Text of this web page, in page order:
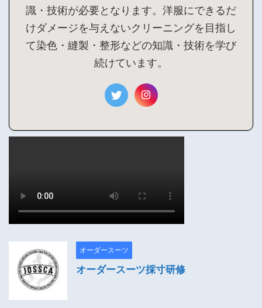
識・技術が必要となります。洋服にできるだ
けダメージを与えないクリーニングを目指し
て染色・縫製・整形などの知識・技術を学び
続けています。
オーダースーツ
オーダースーツ採寸研修